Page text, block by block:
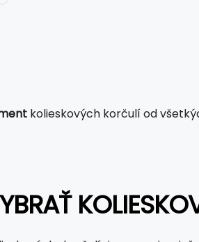
kolieskových korčulí od